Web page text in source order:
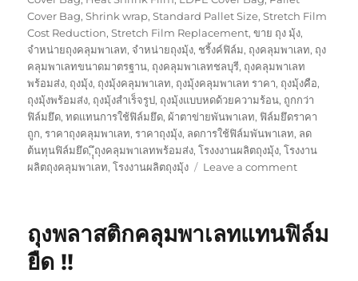
Cover Bag,Shrink wrap,Standard Pallet Size,Stretch Film
Cost Reduction,Stretch Film Replacement,ขาย ถุง มุ้ง,
จำหน่ายถุงคลุมพาเลท, จำหน่ายถุงมุ้ง, ชริ้งค์ฟิล์ม, ถุงคลุมพาเลท, ถุง
คลุมพาเลทขนาดมาตรฐาน, ถุงคลุมพาเลทชลบุรี, ถุงคลุมพาเลท
พร้อมส่ง, ถุงมุ้ง, ถุงมุ้งคลุมพาเลท, ถุงมุ้งคลุมพาเลท ราคา, ถุงมุ้งคือ,
ถุงมุ้งพร้อมส่ง, ถุงมุ้งสำเร็จรูป, ถุงมุ้งแบบหดด้วยความร้อน, ถูกกว่า
ฟิล์มยึด,ทดแทนการใช้ฟิล์มยึด, ผ้าตาข่ายพันพาเลท, ฟิล์มยึดราคา
ถูก,ราคาถุงคลุมพาเลท,ราคาถุงมุ้ง, ลดการใช้ฟิล์มพันพาเลท, ลด
ต้นทุนฟิล์มยึด,ุุึถุงคลุมพาเลทพร้อมส่ง,โรงงงานผลิตถุงมุ้ง,โรงงาน
ผลิตถุงคลุมพาเลท,โรงงานผลิตถุงมุ้ง Leave a commenton
กล้า
ถุงพลาสติกคลุมพาเลทแทนฟิล์ม
ยืด !!